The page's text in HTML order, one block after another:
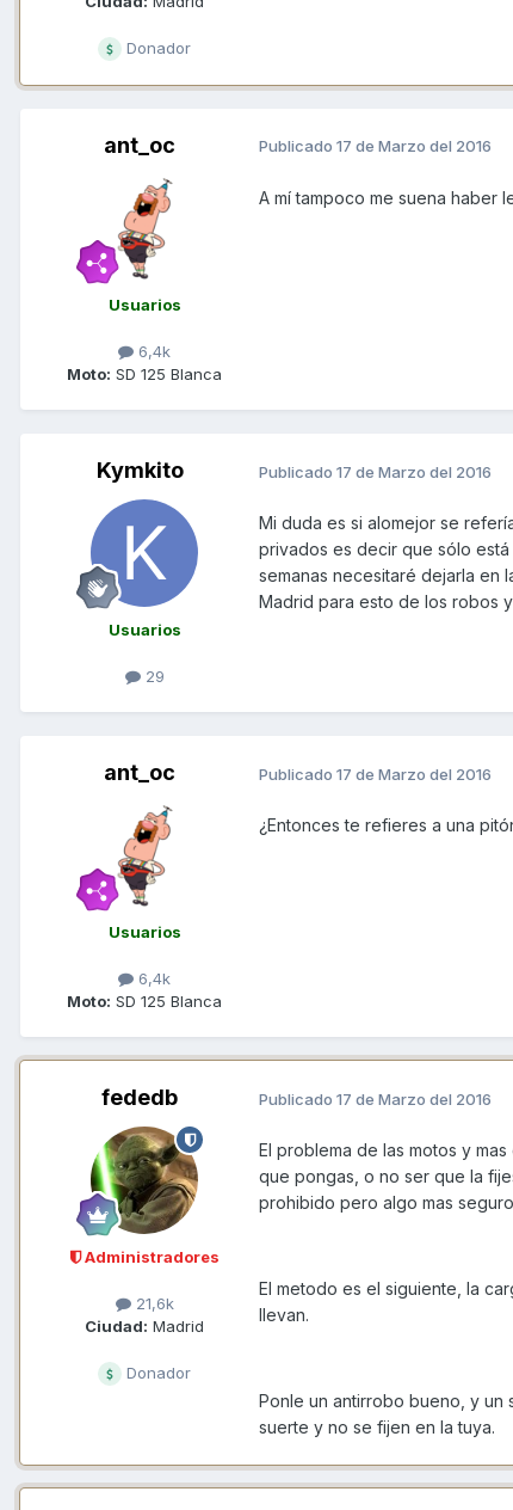
Donador
ant_oc
Usuarios
6,4k
Moto: SD 125 Blanca
Publicado 17 de Marzo del 2016
A mí tampoco me suena haber
Kymkito
Usuarios
29
Publicado 17 de Marzo del 2016
Mi duda es si alomejor se
privados es decir que sólo
semanas necesitaré dejarla en
Madrid para esto de los robos
ant_oc
Usuarios
6,4k
Moto: SD 125 Blanca
Publicado 17 de Marzo del 2016
¿Entonces te refieres a una
fededb
Administradores
21,6k
Ciudad: Madrid
Donador
Publicado 17 de Marzo del 2016
El problema de las motos y
que pongas, o no ser que la
prohibido pero algo mas
El metodo es el siguiente, la
llevan.
Ponle un antirrobo bueno, y
suerte y no se fijen en la tuya.